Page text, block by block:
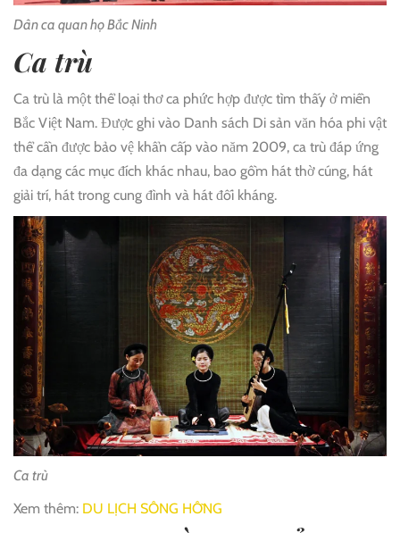
Dân ca quan họ Bắc Ninh
Ca trù
Ca trù là một thể loại thơ ca phức hợp được tìm thấy ở miền
Bắc Việt Nam. Được ghi vào Danh sách Di sản văn hóa phi vật
thể cần được bảo vệ khẩn cấp vào năm 2009, ca trù đáp ứng
đa dạng các mục đích khác nhau, bao gồm hát thờ cúng, hát
giải trí, hát trong cung đình và hát đối kháng.
Ca trù
Xem thêm: DU LỊCH SÔNG HỒNG